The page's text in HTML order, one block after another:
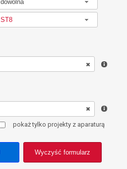
dowolna
ST8
pokaż tylko projekty z aparaturą
Wyczyść formularz